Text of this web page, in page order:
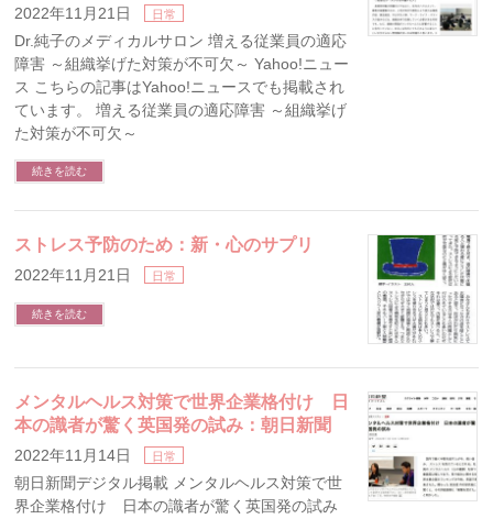
2022年11月21日 日常
Dr.純子のメディカルサロン 増える従業員の適応
障害 ～組織挙げた対策が不可欠～ Yahoo!ニュー
ス こちらの記事はYahoo!ニュースでも掲載され
ています。 増える従業員の適応障害 ～組織挙げ
た対策が不可欠～
続きを読む
ストレス予防のため：新・心のサプリ
2022年11月21日 日常
続きを読む
メンタルヘルス対策で世界企業格付け 日
本の識者が驚く英国発の試み：朝日新聞
2022年11月14日 日常
朝日新聞デジタル掲載 メンタルヘルス対策で世
界企業格付け 日本の識者が驚く英国発の試み